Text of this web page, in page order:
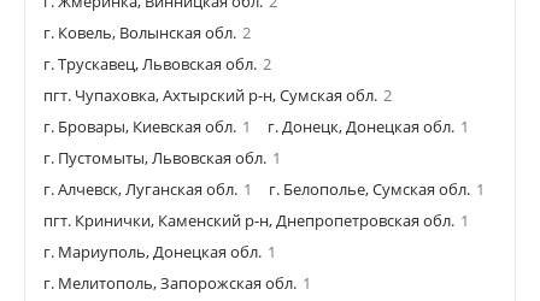
г. Ковель, Волынская обл. 2
г. Трускавец, Львовская обл. 2
пгт. Чупаховка, Ахтырский р-н, Сумская обл. 2
г. Бровары, Киевская обл. 1 г. Донецк, Донецкая обл. 1
г. Пустомыты, Львовская обл. 1
г. Алчевск, Луганская обл. 1 г. Белополье, Сумская обл. 1
пгт. Кринички, Каменский р-н, Днепропетровская обл. 1
г. Мариуполь, Донецкая обл. 1
г. Мелитополь, Запорожская обл. 1